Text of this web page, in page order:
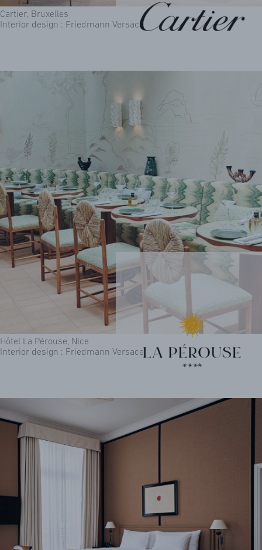
Cartier, Bruxelles
Interior design : Friedmann Versace
Hôtel La Pérouse, Nice
Interior design : Friedmann Versace